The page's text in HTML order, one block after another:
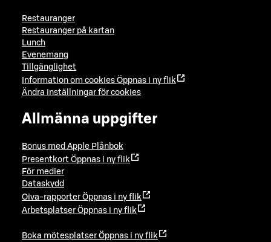
Restauranger
Restauranger på kartan
Lunch
Evenemang
Tillgänglighet
Information om cookies Öppnas i ny flik
Ändra inställningar för cookies
Allmänna uppgifter
Bonus med Apple Plånbok
Presentkort Öppnas i ny flik
För medier
Dataskydd
Oiva-rapporter Öppnas i ny flik
Arbetsplatser Öppnas i ny flik
Boka mötesplatser Öppnas i ny flik